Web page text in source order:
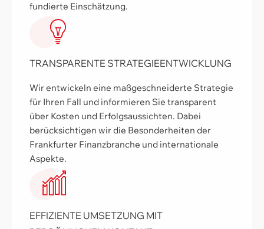
fundierte Einschätzung.
TRANSPARENTE STRATEGIEENTWICKLUNG
Wir entwickeln eine maßgeschneiderte Strategie
für Ihren Fall und informieren Sie transparent
über Kosten und Erfolgsaussichten. Dabei
berücksichtigen wir die Besonderheiten der
Frankfurter Finanzbranche und internationale
Aspekte.
EFFIZIENTE UMSETZUNG MIT